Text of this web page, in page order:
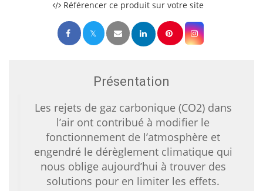
Référencer ce produit sur votre site
Présentation
Les rejets de gaz carbonique (CO2) dans
l’air ont contribué à modifier le
fonctionnement de l’atmosphère et
engendré le dérèglement climatique qui
nous oblige aujourd’hui à trouver des
solutions pour en limiter les effets.